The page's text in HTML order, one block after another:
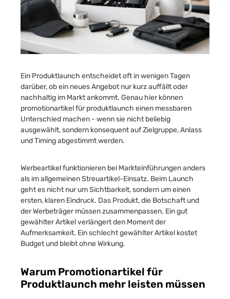
Ein Produktlaunch entscheidet oft in wenigen Tagen
darüber, ob ein neues Angebot nur kurz auffällt oder
nachhaltig im Markt ankommt. Genau hier können
promotionartikel für produktlaunch einen messbaren
Unterschied machen - wenn sie nicht beliebig
ausgewählt, sondern konsequent auf Zielgruppe, Anlass
und Timing abgestimmt werden.
Werbeartikel funktionieren bei Markteinführungen anders
als im allgemeinen Streuartikel-Einsatz. Beim Launch
geht es nicht nur um Sichtbarkeit, sondern um einen
ersten, klaren Eindruck. Das Produkt, die Botschaft und
der Werbeträger müssen zusammenpassen. Ein gut
gewählter Artikel verlängert den Moment der
Aufmerksamkeit. Ein schlecht gewählter Artikel kostet
Budget und bleibt ohne Wirkung.
Warum Promotionartikel für
Produktlaunch mehr leisten müssen